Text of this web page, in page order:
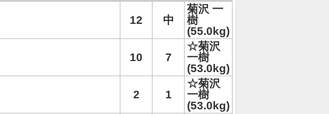
12 中
菊沢 一
樹
(55.0kg)
10 7
☆菊沢
一樹
(53.0kg)
2 1
☆菊沢
一樹
(53.0kg)